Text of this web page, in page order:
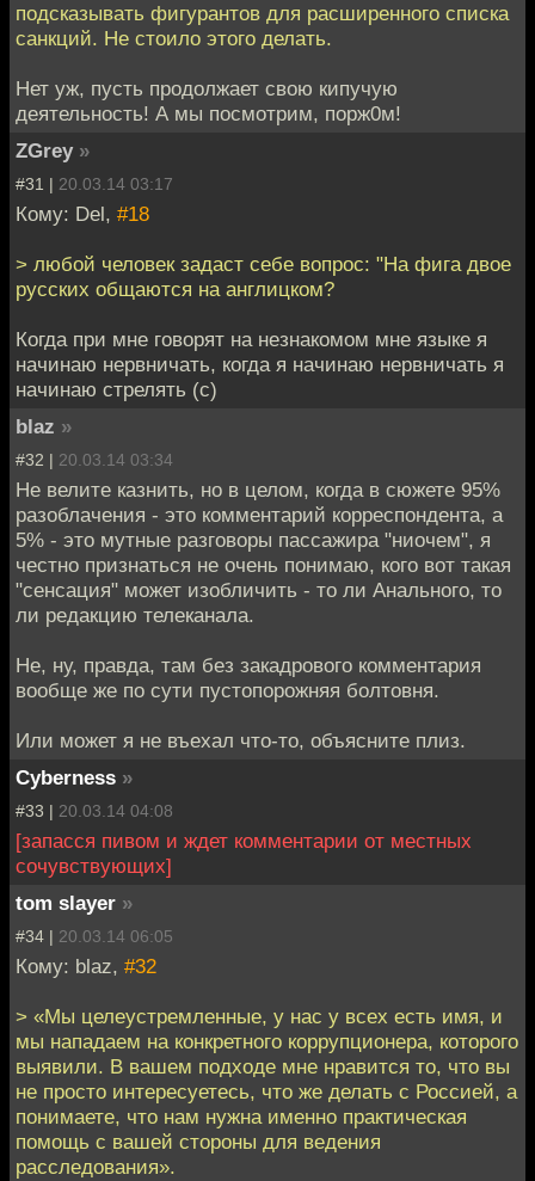
подсказывать фигурантов для расширенного списка
санкций. Не стоило этого делать.
Нет уж, пусть продолжает свою кипучую
деятельность! А мы посмотрим, порж0м!
ZGrey »
#31 | 20.03.14 03:17
Кому: Del, #18
> любой человек задаст себе вопрос: "На фига двое
русских общаются на англицком?
Когда при мне говорят на незнакомом мне языке я
начинаю нервничать, когда я начинаю нервничать я
начинаю стрелять (с)
blaz »
#32 | 20.03.14 03:34
Не велите казнить, но в целом, когда в сюжете 95%
разоблачения - это комментарий корреспондента, а
5% - это мутные разговоры пассажира "ниочем", я
честно признаться не очень понимаю, кого вот такая
"сенсация" может изобличить - то ли Анального, то
ли редакцию телеканала.
Не, ну, правда, там без закадрового комментария
вообще же по сути пустопорожняя болтовня.
Или может я не въехал что-то, объясните плиз.
Cyberness »
#33 | 20.03.14 04:08
[запасся пивом и ждет комментарии от местных
сочувствующих]
tom slayer »
#34 | 20.03.14 06:05
Кому: blaz, #32
> «Мы целеустремленные, у нас у всех есть имя, и
мы нападаем на конкретного коррупционера, которого
выявили. В вашем подходе мне нравится то, что вы
не просто интересуетесь, что же делать с Россией, а
понимаете, что нам нужна именно практическая
помощь с вашей стороны для ведения
расследования».